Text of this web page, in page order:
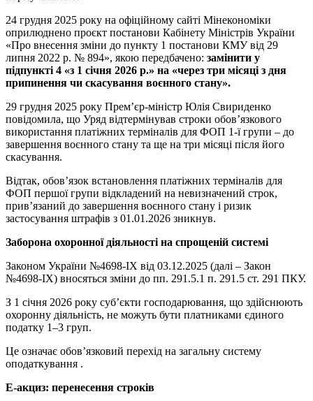
24 грудня 2025 року на офіційному сайті Мінекономіки
оприлюднено проєкт постанови Кабінету Міністрів України
«Про внесення зміни до пункту 1 постанови КМУ від 29
липня 2022 р. № 894», якою передбачено: замінити у
підпункті 4 «з 1 січня 2026 р.» на «через три місяці з дня
припинення чи скасування воєнного стану».
29 грудня 2025 року Премʼєр-міністр Юлія Свириденко
повідомила, що Уряд відтермінував строки обов’язкового
використання платіжних терміналів для ФОП 1-ї групи – до
завершення воєнного стану та ще на три місяці після його
скасування.
Відтак, обов’язок встановлення платіжних терміналів для
ФОП першої групи відкладений на невизначений строк,
прив’язаний до завершення воєнного стану і ризик
застосування штрафів з 01.01.2026 зникнув.
Заборона охоронної діяльності на спрощеній системі
Законом України №4698-IX від 03.12.2025 (далі – Закон
№4698-IX) вносяться зміни до пп. 291.5.1 п. 291.5 ст. 291 ПКУ.
З 1 січня 2026 року суб’єкти господарювання, що здійснюють
охоронну діяльність, не можуть бути платниками єдиного
податку 1–3 груп.
Це означає обов’язковий перехід на загальну систему
оподаткування .
Е-акциз: перенесення строків